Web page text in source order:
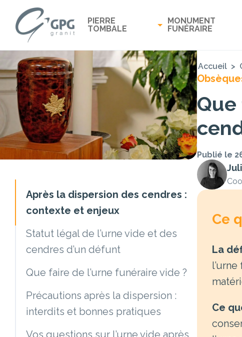
PIERRE
TOMBALE
MONUMENT
FUNÉRAIRE
Après la dispersion des cendres :
contexte et enjeux
Statut légal de l’urne vide et des
cendres d’un défunt
Que faire de l’urne funéraire vide ?
Précautions après la dispersion :
interdits et bonnes pratiques
Accueil >
Publié le
Ce
La
Ce